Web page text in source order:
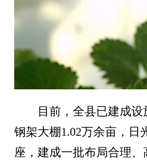
目前，全县已建成设
钢架大棚1.02万余亩，日
座，建成一批布局合理